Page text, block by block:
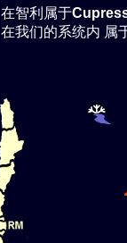
在智利属于
在我们的系统内 属